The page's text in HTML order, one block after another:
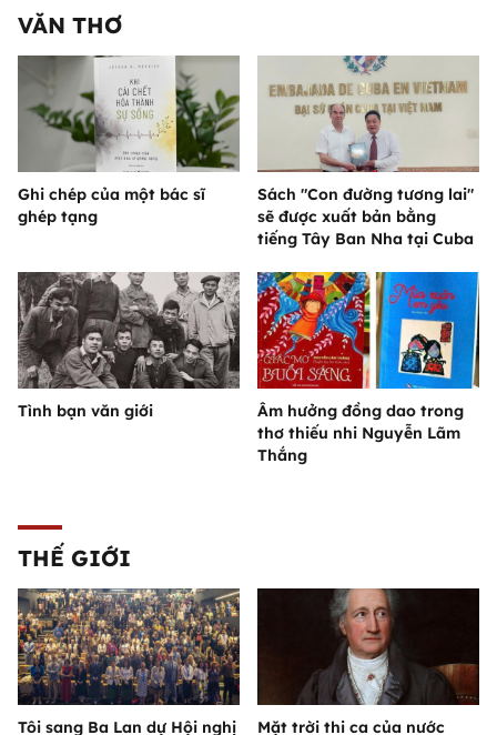
VĂN THƠ
Ghi chép của một bác sĩ
ghép tạng
Sách "Con đường tương lai"
sẽ được xuất bản bằng
tiếng Tây Ban Nha tại Cuba
Tình bạn văn giới
Âm hưởng đồng dao trong
thơ thiếu nhi Nguyễn Lãm
Thắng
THẾ GIỚI
Tôi sang Ba Lan dự Hội nghị
Mặt trời thi ca của nước